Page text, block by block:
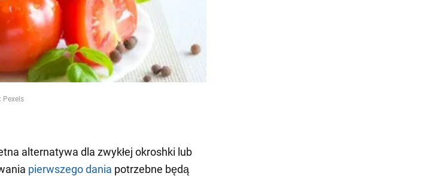
Pexels
alternatywa dla zwykłej okroshki lub
pierwszego dania potrzebne będą